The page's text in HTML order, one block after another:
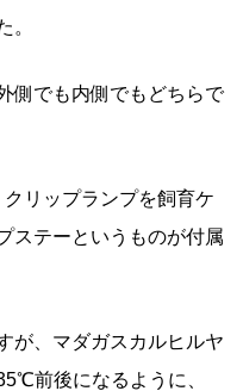
。
側でも内側でもどちらで
リップランプを飼育ケ
ステーというものが付属
が、マダガスカルヒルヤ
前後になるように、